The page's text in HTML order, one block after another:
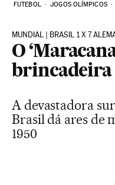
FUTEBOL JOGOS OLÍMPICOS
MUNDIAL | BRASIL 1 X 7
O
brincadeira
A devastadora
Brasil dá ares de
1950